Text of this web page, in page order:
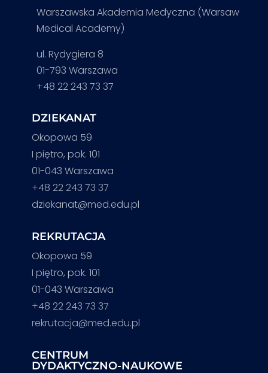
Warszawska Akademia Medyczna (Warsaw
Medical Academy)
ul. Rydygiera 8
01-793 Warszawa
+48 22 243 73 37
DZIEKANAT
Okopowa 59
I piętro, pok. 101
01-043 Warszawa
+48 22 243 73 37
dziekanat@med.edu.pl
REKRUTACJA
Okopowa 59
I piętro, pok. 101
01-043 Warszawa
+48 22 243 73 37
rekrutacja@med.edu.pl
CENTRUM
DYDAKTYCZNO-NAUKOWE